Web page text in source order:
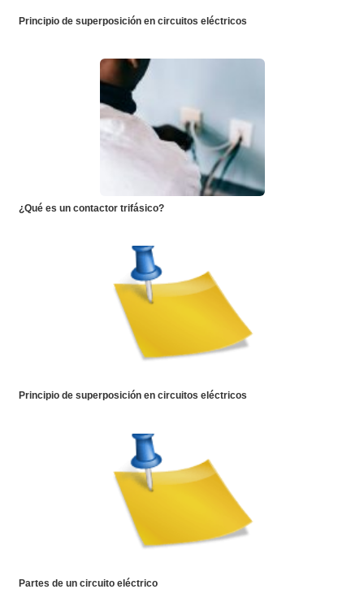
Principio de superposición en circuitos eléctricos
¿Qué es un contactor trifásico?
Principio de superposición en circuitos eléctricos
Partes de un circuito eléctrico